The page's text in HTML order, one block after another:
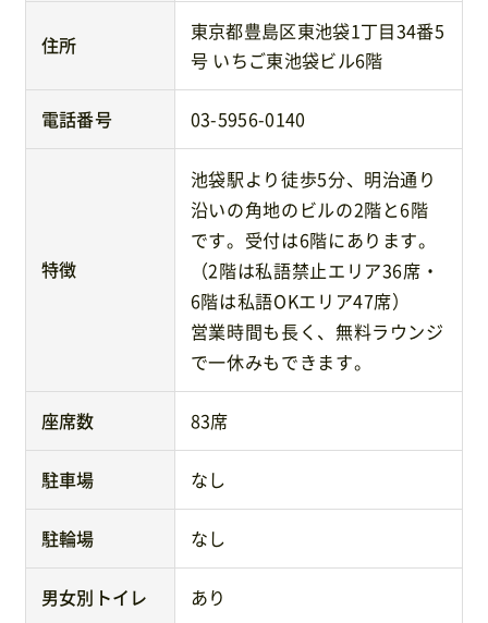
住所
東京都豊島区東池袋1丁目34番5
号 いちご東池袋ビル6階
電話番号 03-5956-0140
特徴
池袋駅より徒歩5分、明治通り
沿いの角地のビルの2階と6階
です。受付は6階にあります。
（2階は私語禁止エリア36席・
6階は私語OKエリア47席）
営業時間も長く、無料ラウンジ
で一休みもできます。
座席数 83席
駐車場 なし
駐輪場 なし
男女別トイレ あり